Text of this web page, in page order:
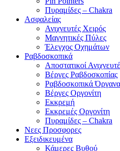
Πυραμίδες – Chakra
Ασφαλείας
Ανιχνευτές Χειρός
Μαγνητικές Πύλες
Έλεγχος Οχημάτων
Ραβδοσκοπικά
Αποστατικοί
Βέργες Ραβδοσκοπίας
Ραβδοσκοπικά Όργανα
Βέργες Οργονίτη
Εκκρεμή
Εκκρεμές Οργονίτη
Πυραμίδες – Chakra
Νεες Προσφορες
Εξειδικευμένα
Κάμερες Βυθού